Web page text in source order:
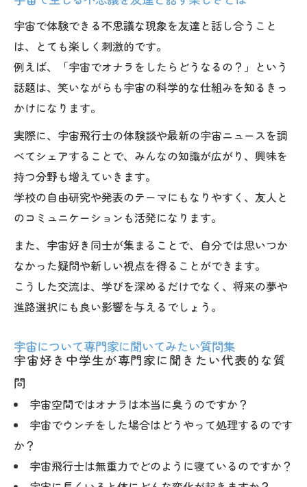
宇宙で体験できる不思議な現象を友達と話し合うこと
は、とても楽しく刺激的です。
例えば、「宇宙でオナラをしたらどうなるの？」という
話題は、笑いながらも宇宙の科学的な仕組みを知るきっ
かけになります。
実際に、宇宙飛行士の体験談や最新の宇宙ニュースを調
べてシェアすることで、みんなの知識が広がり、興味を
持つ分野も増えていきます。
学校の自由研究や発表のテーマにもなりやすく、友人と
のコミュニケーションも活発になります。
また、宇宙好き同士が集まることで、自分では思いつか
なかった疑問や新しい視点を得ることができます。
こうした交流は、学びを深めるだけでなく、将来の夢や
進路選択にも良い影響を与えるでしょう。
宇宙について専門家に聞いてみたい質問集
宇宙好き中学生が専門家に聞きたい代表的な質
問
宇宙空間ではオナラは本当に臭うのですか？
宇宙でウンチをした場合はどうやって処理するのです
か？
宇宙飛行士は無重力でどのように寝ているのですか？